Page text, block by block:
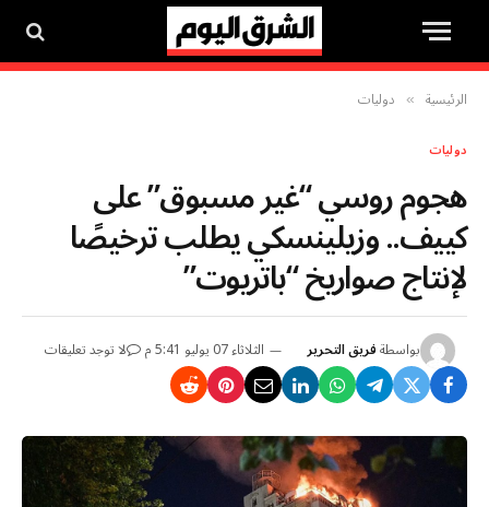
الرئيسية » دوليات
دوليات
هجوم روسي “غير مسبوق” على
كييف.. وزيلينسكي يطلب ترخيصًا
لإنتاج صواريخ “باتريوت”
بواسطةفريق التحرير الثلاثاء 07 يوليو 5:41 م لا توجد تعليقات